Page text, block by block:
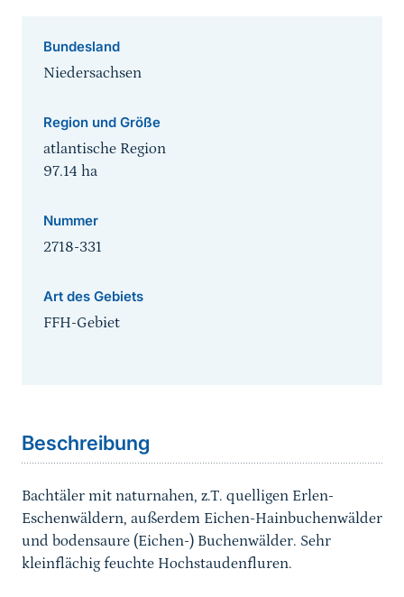
Bundesland
Niedersachsen
Region und Größe
atlantische Region
97.14 ha
Nummer
2718-331
Art des Gebiets
FFH-Gebiet
Beschreibung
Bachtäler mit naturnahen, z.T. quelligen Erlen-
Eschenwäldern, außerdem Eichen-Hainbuchenwälder
und bodensaure (Eichen-) Buchenwälder. Sehr
kleinflächig feuchte Hochstaudenfluren.